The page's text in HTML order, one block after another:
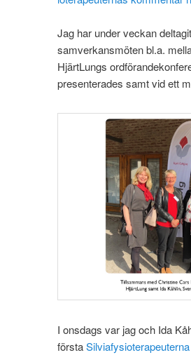
Jag har under veckan
samverkansmöten bl.a.
HjärtLungs
presenterades samt vid ett
I onsdags var jag och Ida
förstaSilviafysioterapeuterna